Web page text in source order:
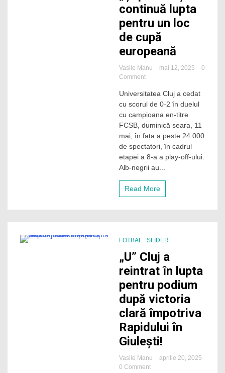
continuă lupta
pentru un loc
de cupă
europeană
Vasile Manu mai 12, 2025
0
Commenton
Cluj
a
cedat
în
cu
campioana
FCSB,
în
a
roșii”
lupta
pentru
un
loc
cupă
europeană
Universitatea Cluj a cedat
cu scorul de 0-2 în duelul
cu campioana en-titre
FCSB, duminică seara, 11
mai, în fața a peste 24.000
de spectatori, în cadrul
etapei a 8-a a play-off-ului.
Alb-negrii au...
Read More
FOTBAL SLIDER
„U” Cluj a
reintrat în lupta
pentru podium
după victoria
clară împotriva
Rapidului în
Giulești!
Vasile Manu
aprilie 20, 2025
0 Commenton